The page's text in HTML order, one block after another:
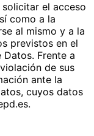
el acceso
como a la
al mismo y a la
previstos en el
Datos. Frente a
de sus
ante la
cuyos datos